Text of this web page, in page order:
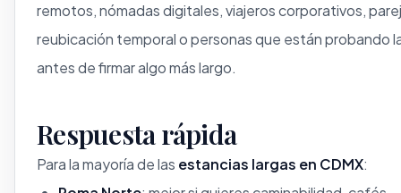
remotos, nómadas digitales, viajeros corporativos,
reubicación temporal o personas que están probando
antes de firmar algo más largo.
Respuesta rápida
Para la mayoría de las estancias largas en CDMX: